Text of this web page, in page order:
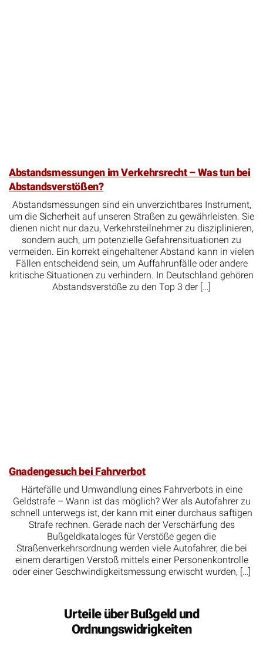
Abstandsmessungen im Verkehrsrecht – Was tun bei
Abstandsverstößen?
Abstandsmessungen sind ein unverzichtbares Instrument,
um die Sicherheit auf unseren Straßen zu gewährleisten. Sie
dienen nicht nur dazu, Verkehrsteilnehmer zu disziplinieren,
sondern auch, um potenzielle Gefahrensituationen zu
vermeiden. Ein korrekt eingehaltener Abstand kann in vielen
Fällen entscheidend sein, um Auffahrunfälle oder andere
kritische Situationen zu verhindern. In Deutschland gehören
Abstandsverstöße zu den Top 3 der […]
Gnadengesuch bei Fahrverbot
Härtefälle und Umwandlung eines Fahrverbots in eine
Geldstrafe – Wann ist das möglich? Wer als Autofahrer zu
schnell unterwegs ist, der kann mit einer durchaus saftigen
Strafe rechnen. Gerade nach der Verschärfung des
Bußgeldkataloges für Verstöße gegen die
Straßenverkehrsordnung werden viele Autofahrer, die bei
einem derartigen Verstoß mittels einer Personenkontrolle
oder einer Geschwindigkeitsmessung erwischt wurden, […]
Urteile über Bußgeld und
Ordnungswidrigkeiten